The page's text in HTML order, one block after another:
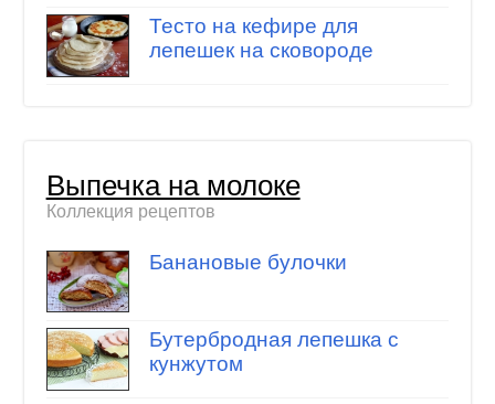
Тесто на кефире для
лепешек на сковороде
Выпечка на молоке
Коллекция рецептов
Банановые булочки
Бутербродная лепешка с
кунжутом